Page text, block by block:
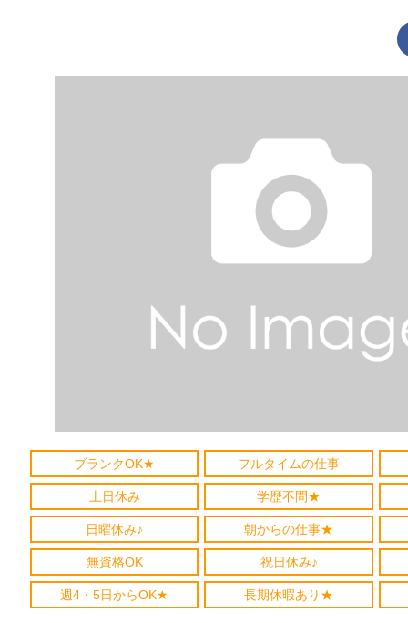
ブランクOK★ フルタイムの仕事
土日休み 学歴不問★
日曜休み♪ 朝からの仕事★
無資格OK 祝日休み♪
週4・5日からOK★ 長期休暇あり★